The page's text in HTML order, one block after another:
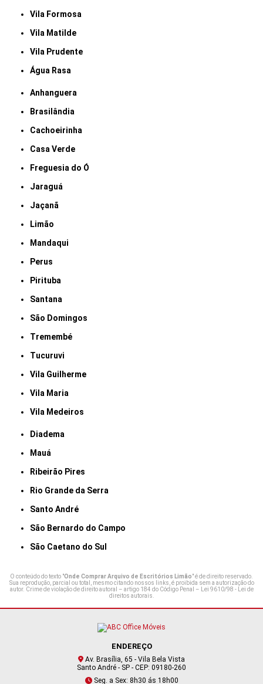
Vila Formosa
Vila Matilde
Vila Prudente
Água Rasa
Anhanguera
Brasilândia
Cachoeirinha
Casa Verde
Freguesia do Ó
Jaraguá
Jaçanã
Limão
Mandaqui
Perus
Pirituba
Santana
São Domingos
Tremembé
Tucuruvi
Vila Guilherme
Vila Maria
Vila Medeiros
Diadema
Mauá
Ribeirão Pires
Rio Grande da Serra
Santo André
São Bernardo do Campo
São Caetano do Sul
O conteúdo do texto "Onde Comprar Arquivo de Escritórios Limão" é de direito reservado.
Sua reprodução, parcial ou total, mesmo citando nossos links, é proibida sem a autorização do
autor. Crime de violação de direito autoral – artigo 184 do Código Penal – Lei 9610/98 - Lei de
direitos autorais.
ENDEREÇO
Av. Brasília, 65 - Vila Bela Vista
Santo André - SP - CEP: 09180-260
Seg. a Sex: 8h30 ás 18h00